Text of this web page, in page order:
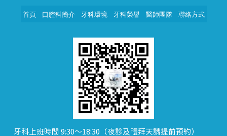
首頁 口腔科簡介 牙科環境 牙科榮譽 醫師團隊 聯絡方式
牙科上班時間 9:30～18:30（夜診及禮拜天請提前預約）